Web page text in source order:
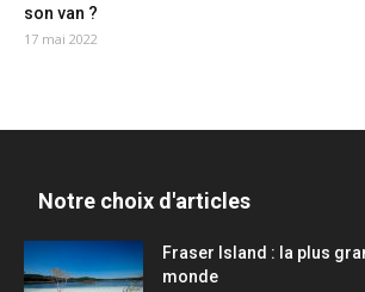
son van ?
17 mai 2022
Notre choix d'articles
Fraser Island : la plus
monde